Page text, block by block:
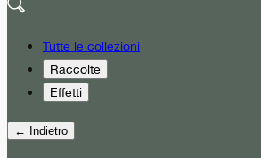
Tutte le collezioni
Raccolte
Effetti
← Indietro